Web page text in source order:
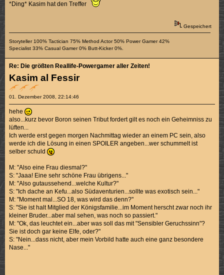
*Ding* Kasim hat den Treffer
Gespeichert
Storyteller 100% Tactician 75% Method Actor 50% Power Gamer 42%
Specialist 33% Casual Gamer 0% Butt-Kicker 0%.
Kasim al Fessir
01. Dezember 2008, 22:14:46
Re: Die größten Reallife-Powergamer aller Zeiten!
hehe
also...kurz bevor Boron seinen Tribut fordert gilt es noch ein Geheimniss zu
lüften...
Ich werde erst gegen morgen Nachmittag wieder an einem PC sein, also
werde ich die Lösung in einen SPOILER angeben...wer schummelt ist
selber schuld
M: "Also eine Frau diesmal?"
S: "Jaaa! Eine sehr schöne Frau übrigens..."
M: "Also gutaussehend...welche Kultur?"
S: "Ich dache an Kefu...also Südaventurien...sollte was exotisch sein..."
M: "Moment mal...SO 18, was wird das denn?"
S: "Sie ist halt Mitglied der Königsfamilie...im Moment herscht zwar noch ihr
kleiner Bruder...aber mal sehen, was noch so passiert."
M: "Ok, das leuchtet ein...aber was soll das mit "Sensibler Geruchssinn"?
Sie ist doch gar keine Elfe, oder?"
S: "Nein...dass nicht, aber mein Vorbild hatte auch eine ganz besondere
Nase..."